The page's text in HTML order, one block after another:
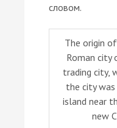
словом.
The origin
Roman city
trading city,
the city
island near
new